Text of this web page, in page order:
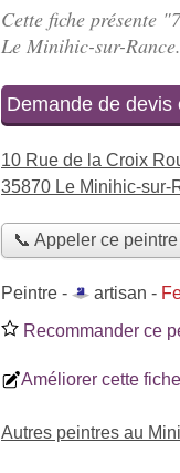
Cette fiche présente
Le Minihic-sur-Rance.
Demande de devis
10 Rue de la Croix
35870 Le Minihic-sur-
📞 Appeler ce peintre
Peintre - artisan -
Recommander ce
Améliorer cette fiche
Autres peintres au